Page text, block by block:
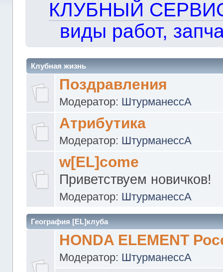
КЛУБНЫЙ
виды работ,
Клубная жизнь
Поздравления
Модератор: ШтурманессА
Атрибутика
Модератор: ШтурманессА
w[EL]come
Приветствуем новичков!
Модератор: ШтурманессА
География [EL]клуба
HONDA ELEMENT
Модератор: ШтурманессА